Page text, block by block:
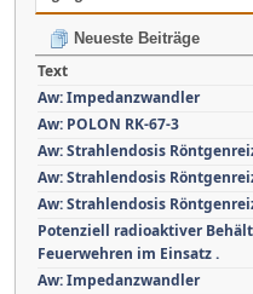
Neueste Beiträge
Text
Aw: Impedanzwandler
Aw: POLON RK-67-3
Aw: Strahlendosis
Aw: Strahlendosis
Aw: Strahlendosis
Potenziell radioaktiver
Feuerwehren im Einsatz .
Aw: Impedanzwandler